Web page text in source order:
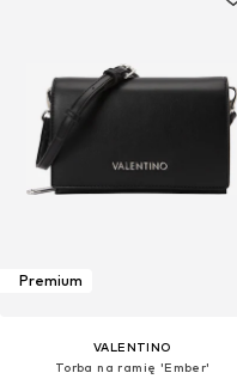
Premium
VALENTINO
Torba na ramię 'Ember'